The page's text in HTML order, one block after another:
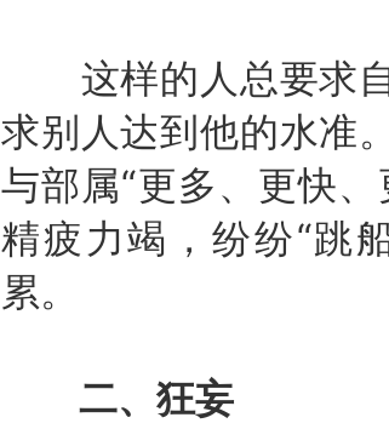
这样的人总要求自
求别人达到他的水准
与部属“更多、更快
精疲力竭，纷纷“跳
累。
二、狂妄